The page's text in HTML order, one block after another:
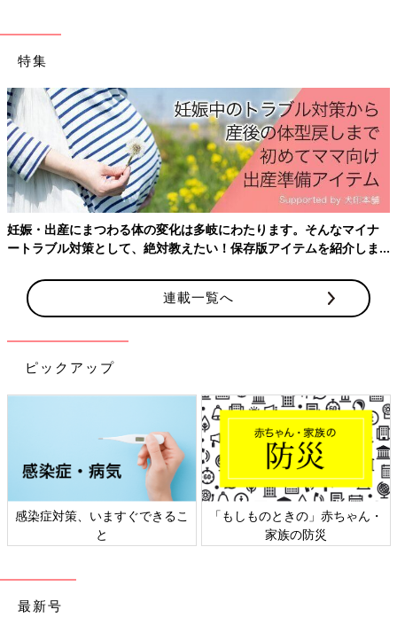
3人の差はあるけども、成功も増えてきてちょっとずつ前に進ん
特集
妊娠・出産にまつわる体の変化は多岐にわたります。そんなマイナ
ートラブル対策として、絶対教えたい！保存版アイテムを紹介しま
連載一覧へ
ピックアップ
感染症対策、いますぐできるこ
と
「もしものときの」赤ちゃん・
家族の防災
最新号